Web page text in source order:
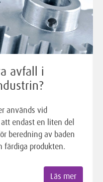
avfall i
används vid
endast en liten del
beredning av baden
färdiga produkten.
Läs mer